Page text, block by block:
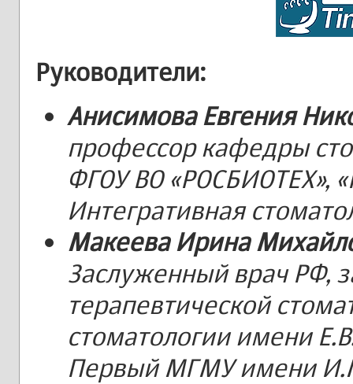
Руководители:
Анисимова Евгения
профессор кафедры
ФГОУ ВО «РОСБИОТЕХ»,
Интегративная
Макеева Ирина
Заслуженный врач РФ,
терапевтической
стоматологии имени
Первый МГМУ имени